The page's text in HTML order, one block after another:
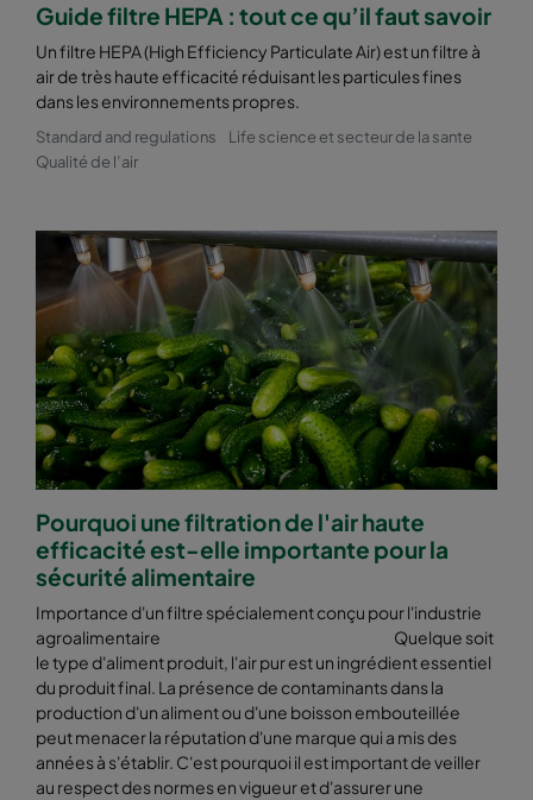
Guide filtre HEPA : tout ce qu’il faut savoir
Un filtre HEPA (High Efficiency Particulate Air) est un filtre à
air de très haute efficacité réduisant les particules fines
dans les environnements propres.
Standard and regulations
Life science et secteur de la sante
Qualité de l’air
Pourquoi une filtration de l'air haute
efficacité est-elle importante pour la
sécurité alimentaire
Importance d'un filtre spécialement conçu pour l'industrie
agroalimentaire Quelque soit
le type d'aliment produit, l'air pur est un ingrédient essentiel
du produit final. La présence de contaminants dans la
production d'un aliment ou d'une boisson embouteillée
peut menacer la réputation d'une marque qui a mis des
années à s'établir. C'est pourquoi il est important de veiller
au respect des normes en vigueur et d'assurer une